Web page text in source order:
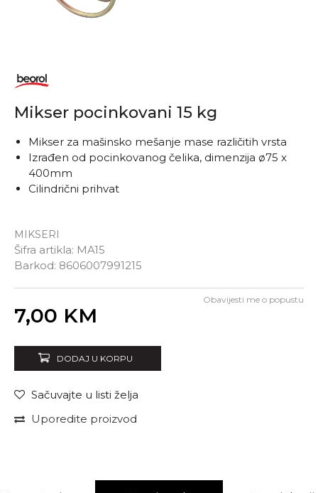
Mikser pocinkovani 15 kg
MIKSERI
Šifra artikla: MA15
Barkod: 8606007991215
Mikser za mašinsko mešanje mase različitih vrsta
Izrađen od pocinkovanog čelika, dimenzija ø75 x
400mm
Cilindrični prihvat
7,00 KM
Obavijesti me o popustu
DODAJ U KORPU
Sačuvajte u listi želja
Uporedite proizvod